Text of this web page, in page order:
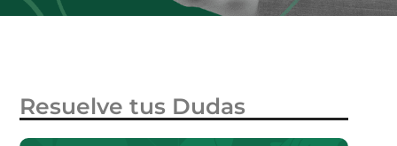
Resuelve tus Dudas